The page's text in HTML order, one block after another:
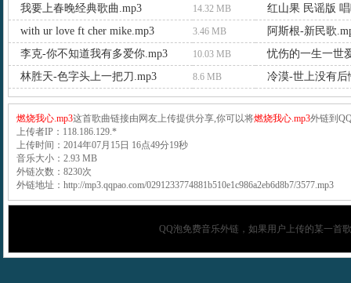
我要上春晚经典歌曲.mp3
14.32 MB
红山果 民谣版
with ur love ft cher mike.mp3
3.46 MB
阿斯根-新民歌
李克-你不知道我有多爱你.mp3
10.03 MB
忧伤的一生一世
林胜天-色字头上一把刀.mp3
8.6 MB 冷漠-世上没有后
燃烧我心.mp3这首歌曲链接由网友上传提供分享,你可以将燃烧我心.mp3外链到
上传者IP：118.186.129.*
上传时间：2014年07月15日 16点49分19秒
音乐大小：2.93 MB
外链次数：8230次
外链地址：http://mp3.qqpao.com/0291233774881b510e1c986a2eb6d8b7/3577.mp3
QQ泡免费音乐外链，如果用户上传的某一首